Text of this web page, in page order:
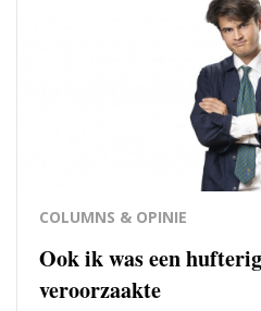
COLUMNS & OPINIE
Ook ik was een
veroorzaakte